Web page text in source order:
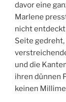
davor eine
Marlene
nicht
Seite
und die
ihren dünnen
keinen